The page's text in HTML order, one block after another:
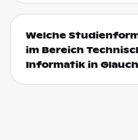
Welche
im Bereich
Informatik in